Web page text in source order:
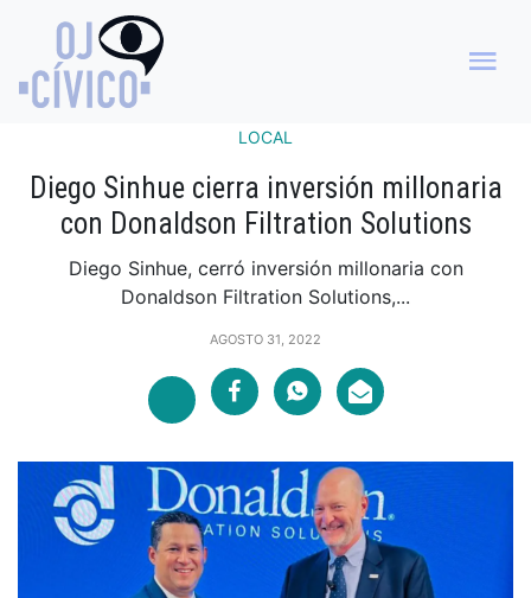
LOCAL
Diego Sinhue cierra inversión millonaria
con Donaldson Filtration Solutions
Diego Sinhue, cerró inversión millonaria con
Donaldson Filtration Solutions,...
AGOSTO 31, 2022